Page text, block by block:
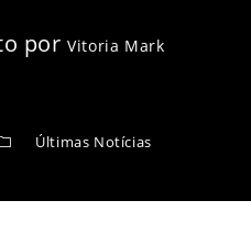
porVitoria Mark
Últimas Notícias